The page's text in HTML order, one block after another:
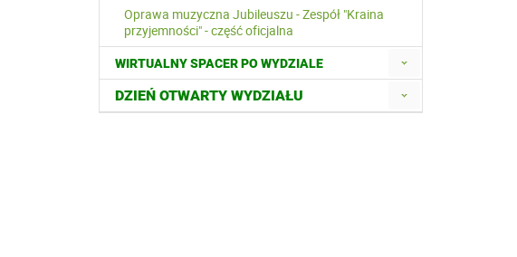
Oprawa muzyczna Jubileuszu - Zespół "Kraina
przyjemności" - część oficjalna
WIRTUALNY SPACER PO WYDZIALE
DZIEŃ OTWARTY WYDZIAŁU